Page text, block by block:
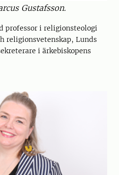
Gustafsson.
professor i religionsteologi
religionsvetenskap, Lunds
i ärkebiskopens